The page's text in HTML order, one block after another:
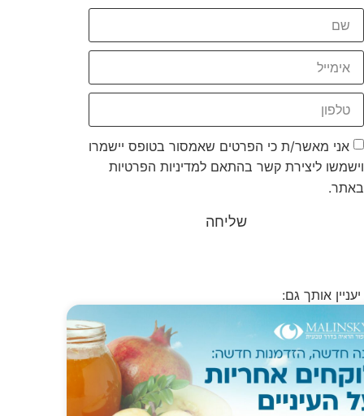
אני מאשר/ת כי הפרטים שאמסור בטופס יישמרו
וישמשו ליצירת קשר בהתאם למדיניות הפרטיות
באתר.
שליחה
יעניין אותך גם: